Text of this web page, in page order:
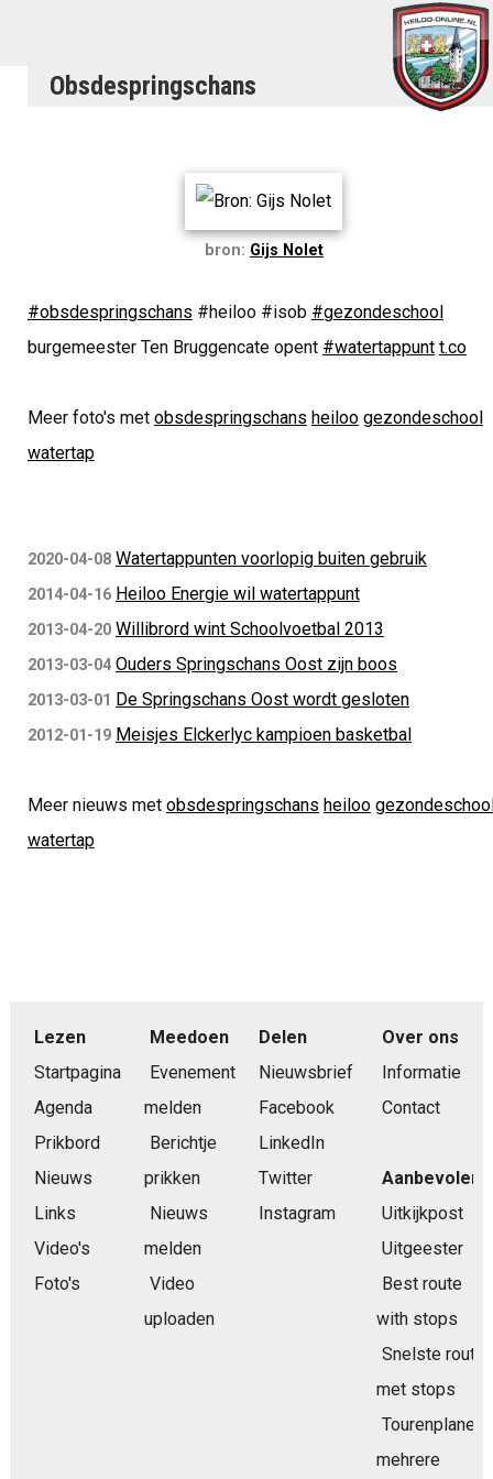
Obsdespringschans
bron: Gijs Nolet
#obsdespringschans #heiloo #isob #gezondeschool
burgemeester Ten Bruggencate opent #watertappunt t.co
Meer foto's met obsdespringschans heiloo gezondeschool
watertap
2020-04-08 Watertappunten voorlopig buiten gebruik
2014-04-16 Heiloo Energie wil watertappunt
2013-04-20 Willibrord wint Schoolvoetbal 2013
2013-03-04 Ouders Springschans Oost zijn boos
2013-03-01 De Springschans Oost wordt gesloten
2012-01-19 Meisjes Elckerlyc kampioen basketbal
Meer nieuws met obsdespringschans heiloo
watertap
Lezen
Startpagina
Agenda
Prikbord
Nieuws
Links
Video's
Foto's
Meedoen
Evenement
melden
Berichtje
prikken
Nieuws
melden
Video
uploaden
Delen
Nieuwsbrief
Facebook
LinkedIn
Twitter
Instagram
Over ons
Informatie
Contact
Aanbevolen
Uitkijkpost
Uitgeester
Best route
with stops
Snelste route
met stops
Tourenplaner
mehrere